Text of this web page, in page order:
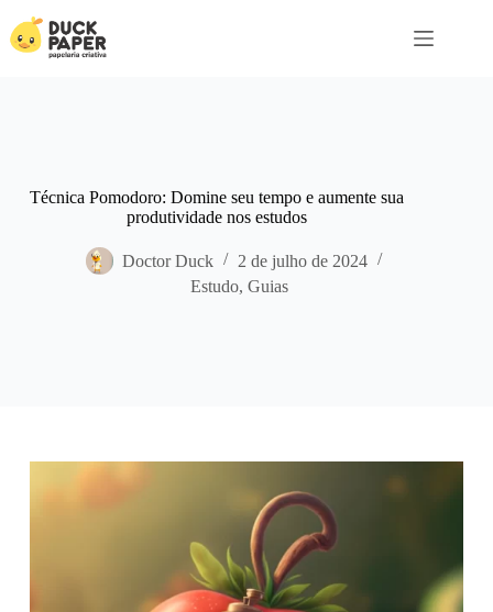
para
Técnica Pomodoro: Domine seu tempo e aumente sua
produtividade nos estudos
Doctor Duck
2 de julho de 2024
Estudo, Guias